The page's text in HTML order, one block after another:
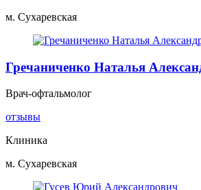
м. Сухаревская
Гречаниченко Наталья
Врач-офтальмолог
отзывы
Клиника
м. Сухаревская